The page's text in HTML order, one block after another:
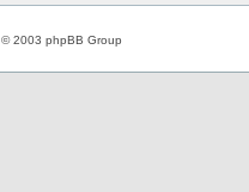
© 2003 phpBB Group